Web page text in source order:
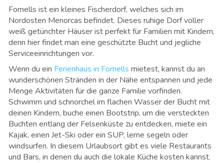
Fornells ist ein kleines Fischerdorf, welches sich im
Nordosten Menorcas befindet. Dieses ruhige Dorf voller
weiß getünchter Häuser ist perfekt für Familien mit Kindern,
denn hier findet man eine geschützte Bucht und jegliche
Serviceeinrichtungen vor.
Wenn du ein Ferienhaus in Fornells mietest, kannst du an
wunderschönen Stränden in der Nähe entspannen und jede
Menge Aktivitäten für die ganze Familie vorfinden.
Schwimm und schnorchel im flachen Wasser der Bucht mit
deinen Kindern, buche einen Bootstrip, um die versteckten
Buchten entlang der Felsenküste zu entdecken, miete ein
Kajak, einen Jet-Ski oder ein SUP, lerne segeln oder
windsurfen. In diesem Urlaubsort gibt es viele Restaurants
und Bars, in denen du auch die lokale Küche kosten kannst.